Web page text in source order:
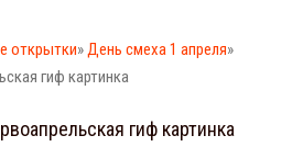
открытки»День смеха 1 апреля»
гиф картинка
гиф картинка